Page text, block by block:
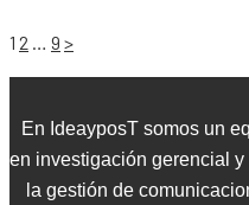
Posts
pagination
1 2 … 9 >
En IdeayposT somos un
en investigación gerencial
la gestión de